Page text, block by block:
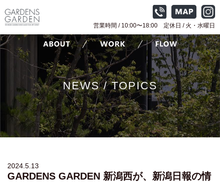
営業時間 / 10:00〜18:00 定休日 / 火 ・水曜日
NEWS / TOPICS
2024.5.13
GARDENS GARDEN 新潟西が、新潟日報の情